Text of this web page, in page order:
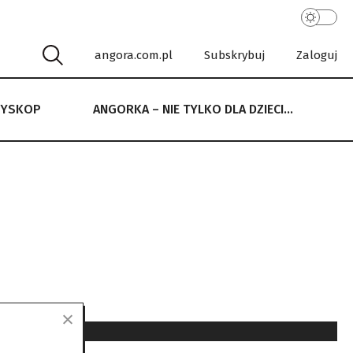
angora.com.pl Subskrybuj Zaloguj
ANGORKA – NIE TYLKO DLA DZIECI…
NIE TYLKO DLA DZIECI…